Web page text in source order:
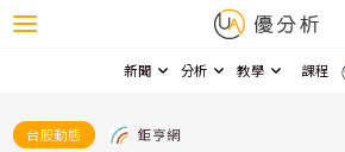
新聞 分析 教學 課程
台股動態 鉅亨網